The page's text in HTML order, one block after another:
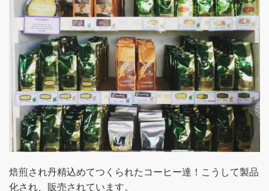
焙煎され丹精込めてつくられたコーヒー達！こうして製品
化され、販売されています。